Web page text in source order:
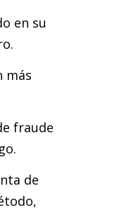
en su
más
fraude
de